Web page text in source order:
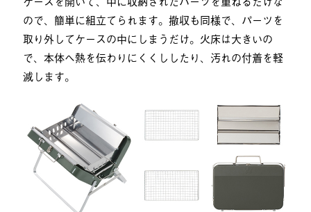
ので、簡単に組立てられます。撤収も同様で、パーツを
取り外してケースの中にしまうだけ。火床は大きいの
で、本体へ熱を伝わりにくくししたり、汚れの付着を軽
減します。